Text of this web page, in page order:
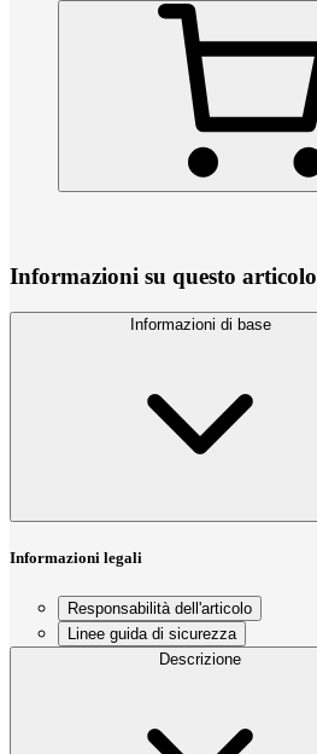
Informazioni su questo articolo
Informazioni di base
Informazioni legali
Responsabilità dell'articolo
Linee guida di sicurezza
Descrizione